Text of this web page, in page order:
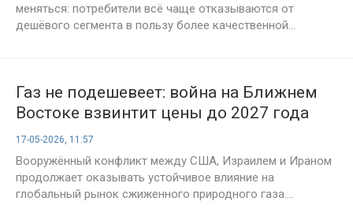
меняться: потребители всё чаще отказываются от
дешёвого сегмента в пользу более качественной...
Газ не подешевеет: война на Ближнем
Востоке взвинтит цены до 2027 года
17-05-2026, 11:57
Вооружённый конфликт между США, Израилем и Ираном
продолжает оказывать устойчивое влияние на
глобальный рынок сжиженного природного газа....